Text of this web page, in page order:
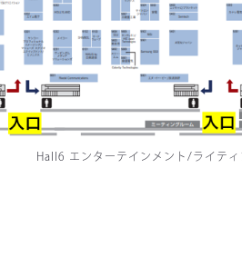
Hall6 エンターテインメント/ライテ